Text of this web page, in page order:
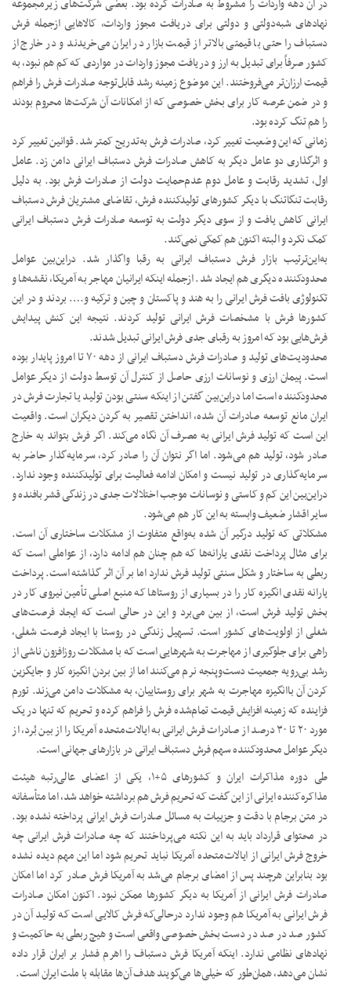
در آن دهه واردات را مشروط به صادرات کرده بود. بعضی شرکت‌های زیرمجموعه
نهادهای شبه‌دولتی و دولتی برای دریافت مجوز واردات، کالاهایی ازجمله فرش
دستباف را حتی با قیمتی بالاتر از قیمت بازار در ایران می‌خریدند و در خارج از
کشور صرفاً برای تبدیل به ارز و دریافت مجوز واردات در مواردی که کم هم نبود، به
قیمت ارزان‌تر می‌فروختند. این موضوع زمینه رشد قابل‌توجه صادرات فرش را فراهم
و در ضمن عرصه کار برای بخش خصوصی که از امکانات آن شرکت‌ها محروم بودند
را هم تنگ کرده بود.
زمانی که این وضعیت تغییر کرد، صادرات فرش به‌تدریج کمتر شد. قوانین تغییر کرد
و اثرگذاری دو عامل دیگر به کاهش صادرات فرش دستباف ایرانی دامن زد. عامل
اول، تشدید رقابت و عامل دوم عدم‌حمایت دولت از صادرات فرش بود. به دلیل
رقابت تنگاتنگ با دیگر کشورهای تولیدکننده فرش، تقاضای مشتریان فرش دستباف
ایرانی کاهش یافت و از سوی دیگر دولت به توسعه صادرات فرش دستباف ایرانی
کمک نکرد و البته اکنون هم کمکی نمی‌کند.
به‌این‌ترتیب بازار فرش دستباف ایرانی به رقبا واگذار شد. دراین‌بین عوامل
محدودکننده دیگری هم ایجاد شد. ازجمله اینکه ایرانیان مهاجر به آمریکا، نقشه‌ها و
تکنولوژی بافت فرش ایرانی را به هند و پاکستان و چین و ترکیه و…. بردند و در این
کشورها فرش با مشخصات فرش ایرانی تولید کردند. نتیجه این کنش پیدایش
فرش‌هایی بود که امروز به رقبای جدی فرش ایرانی تبدیل شدند.
محدودیت‌های تولید و صادرات فرش دستباف ایرانی از دهه ۷۰ تا امروز پایدار بوده
است. پیمان ارزی و نوسانات ارزی حاصل از کنترل آن توسط دولت از دیگر عوامل
محدودکننده است اما دراین‌بین گفتن از اینکه سنتی بودن تولید یا تجارت فرش در
ایران مانع توسعه صادرات آن شده، انداختن تقصیر به گردن دیگران است. واقعیت
این است که تولید فرش ایرانی به مصرف آن نگاه می‌کند. اگر فرش بتواند به خارج
صادر شود، تولید هم می‌شود. اما اگر نتوان آن را صادر کرد، سرمایه‌گذار حاضر به
سرمایه‌گذاری در تولید نیست و امکان ادامه فعالیت برای تولیدکننده وجود ندارد.
دراین‌بین این کم و کاستی و نوسانات موجب اختلالات جدی در زندگی قشر بافنده و
سایر اقشار ضعیف وابسته به این کار هم می‌شود.
مشکلاتی که تولید درگیر آن شده به‌واقع متفاوت از مشکلات ساختاری آن است.
برای مثال پرداخت نقدی یارانه‌ها که هم چنان هم ادامه دارد، از عواملی است که
ربطی به ساختار و شکل سنتی تولید فرش ندارد اما بر آن اثر گذاشته است. پرداخت
یارانه نقدی انگیزه کار را در بسیاری از روستاها که منبع اصلی تأمین نیروی کار در
بخش تولید فرش است، از بین می‌برد و این در حالی است که ایجاد فرصت‌های
شغلی از اولویت‌های کشور است. تسهیل زندگی در روستا با ایجاد فرصت شغلی،
راهی برای جلوگیری از مهاجرت به شهرهایی است که با مشکلات روزافزون ناشی از
رشد بی‌رویه جمعیت دست‌وپنجه نرم می‌کنند اما از بین بردن انگیزه کار و جایگزین
کردن آن باانگیزه مهاجرت به شهر برای روستاییان، به مشکلات دامن می‌زند. تورم
فزاینده که زمینه افزایش قیمت تمام‌شده فرش را فراهم کرده و تحریم که تنها در یک
مورد ۲۰ تا ۳۰ درصد از صادرات فرش ایرانی به ایالات‌متحده آمریکا را از بین بُرد، از
دیگر عوامل محدودکننده سهم فرش دستباف ایرانی در بازارهای جهانی است.
طی دوره مذاکرات ایران و کشورهای ۵+۱، یکی از اعضای عالی‌رتبه هیئت
مذاکره‌کننده ایرانی از این گفت که تحریم فرش هم برداشته خواهد شد، اما متأسفانه
در متن برجام با دقت و جزییات به مسائل صادرات فرش ایرانی پرداخته نشده بود.
در محتوای قرارداد باید به این نکته می‌پرداختند که چه صادرات فرش ایرانی چه
خروج فرش ایرانی از ایالات‌متحده آمریکا نباید تحریم شود اما این مهم دیده نشده
بود بنابراین هرچند پس از امضای برجام می‌شد به آمریکا فرش صادر کرد اما امکان
صادرات فرش ایرانی از آمریکا به دیگر کشورها ممکن نبود. اکنون امکان صادرات
فرش ایرانی به آمریکا هم وجود ندارد درحالی‌که فرش کالایی است که تولید آن در
کشور صد در صد در دست بخش خصوصی واقعی است و هیچ ربطی به حاکمیت و
نهادهای نظامی ندارد. اینکه آمریکا فرش دستباف را اهرم فشار بر ایران قرار داده
نشان می‌دهد، همان‌طور که خیلی‌ها می‌گویند هدف آن‌ها مقابله با ملت ایران است.